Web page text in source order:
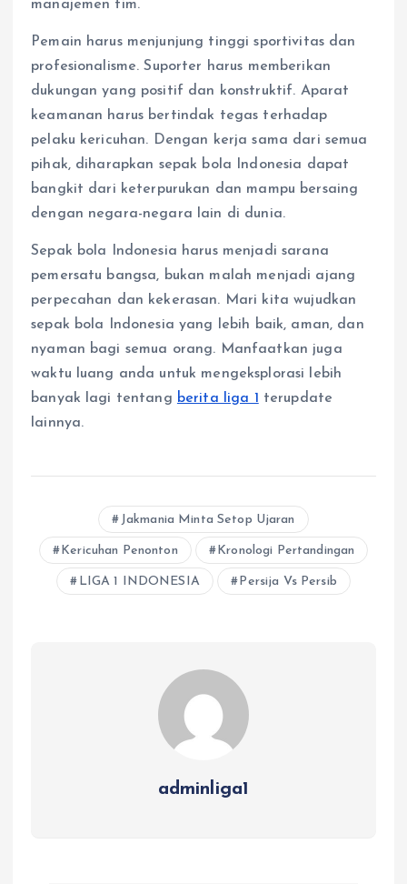
manajemen tim.
Pemain harus menjunjung tinggi sportivitas dan
profesionalisme. Suporter harus memberikan
dukungan yang positif dan konstruktif. Aparat
keamanan harus bertindak tegas terhadap
pelaku kericuhan. Dengan kerja sama dari semua
pihak, diharapkan sepak bola Indonesia dapat
bangkit dari keterpurukan dan mampu bersaing
dengan negara-negara lain di dunia.
Sepak bola Indonesia harus menjadi sarana
pemersatu bangsa, bukan malah menjadi ajang
perpecahan dan kekerasan. Mari kita wujudkan
sepak bola Indonesia yang lebih baik, aman, dan
nyaman bagi semua orang. Manfaatkan juga
waktu luang anda untuk mengeksplorasi lebih
banyak lagi tentang berita liga 1 terupdate
lainnya.
Jakmania Minta Setop Ujaran
Kericuhan Penonton Kronologi Pertandingan
LIGA 1 INDONESIA Persija Vs Persib
adminliga1